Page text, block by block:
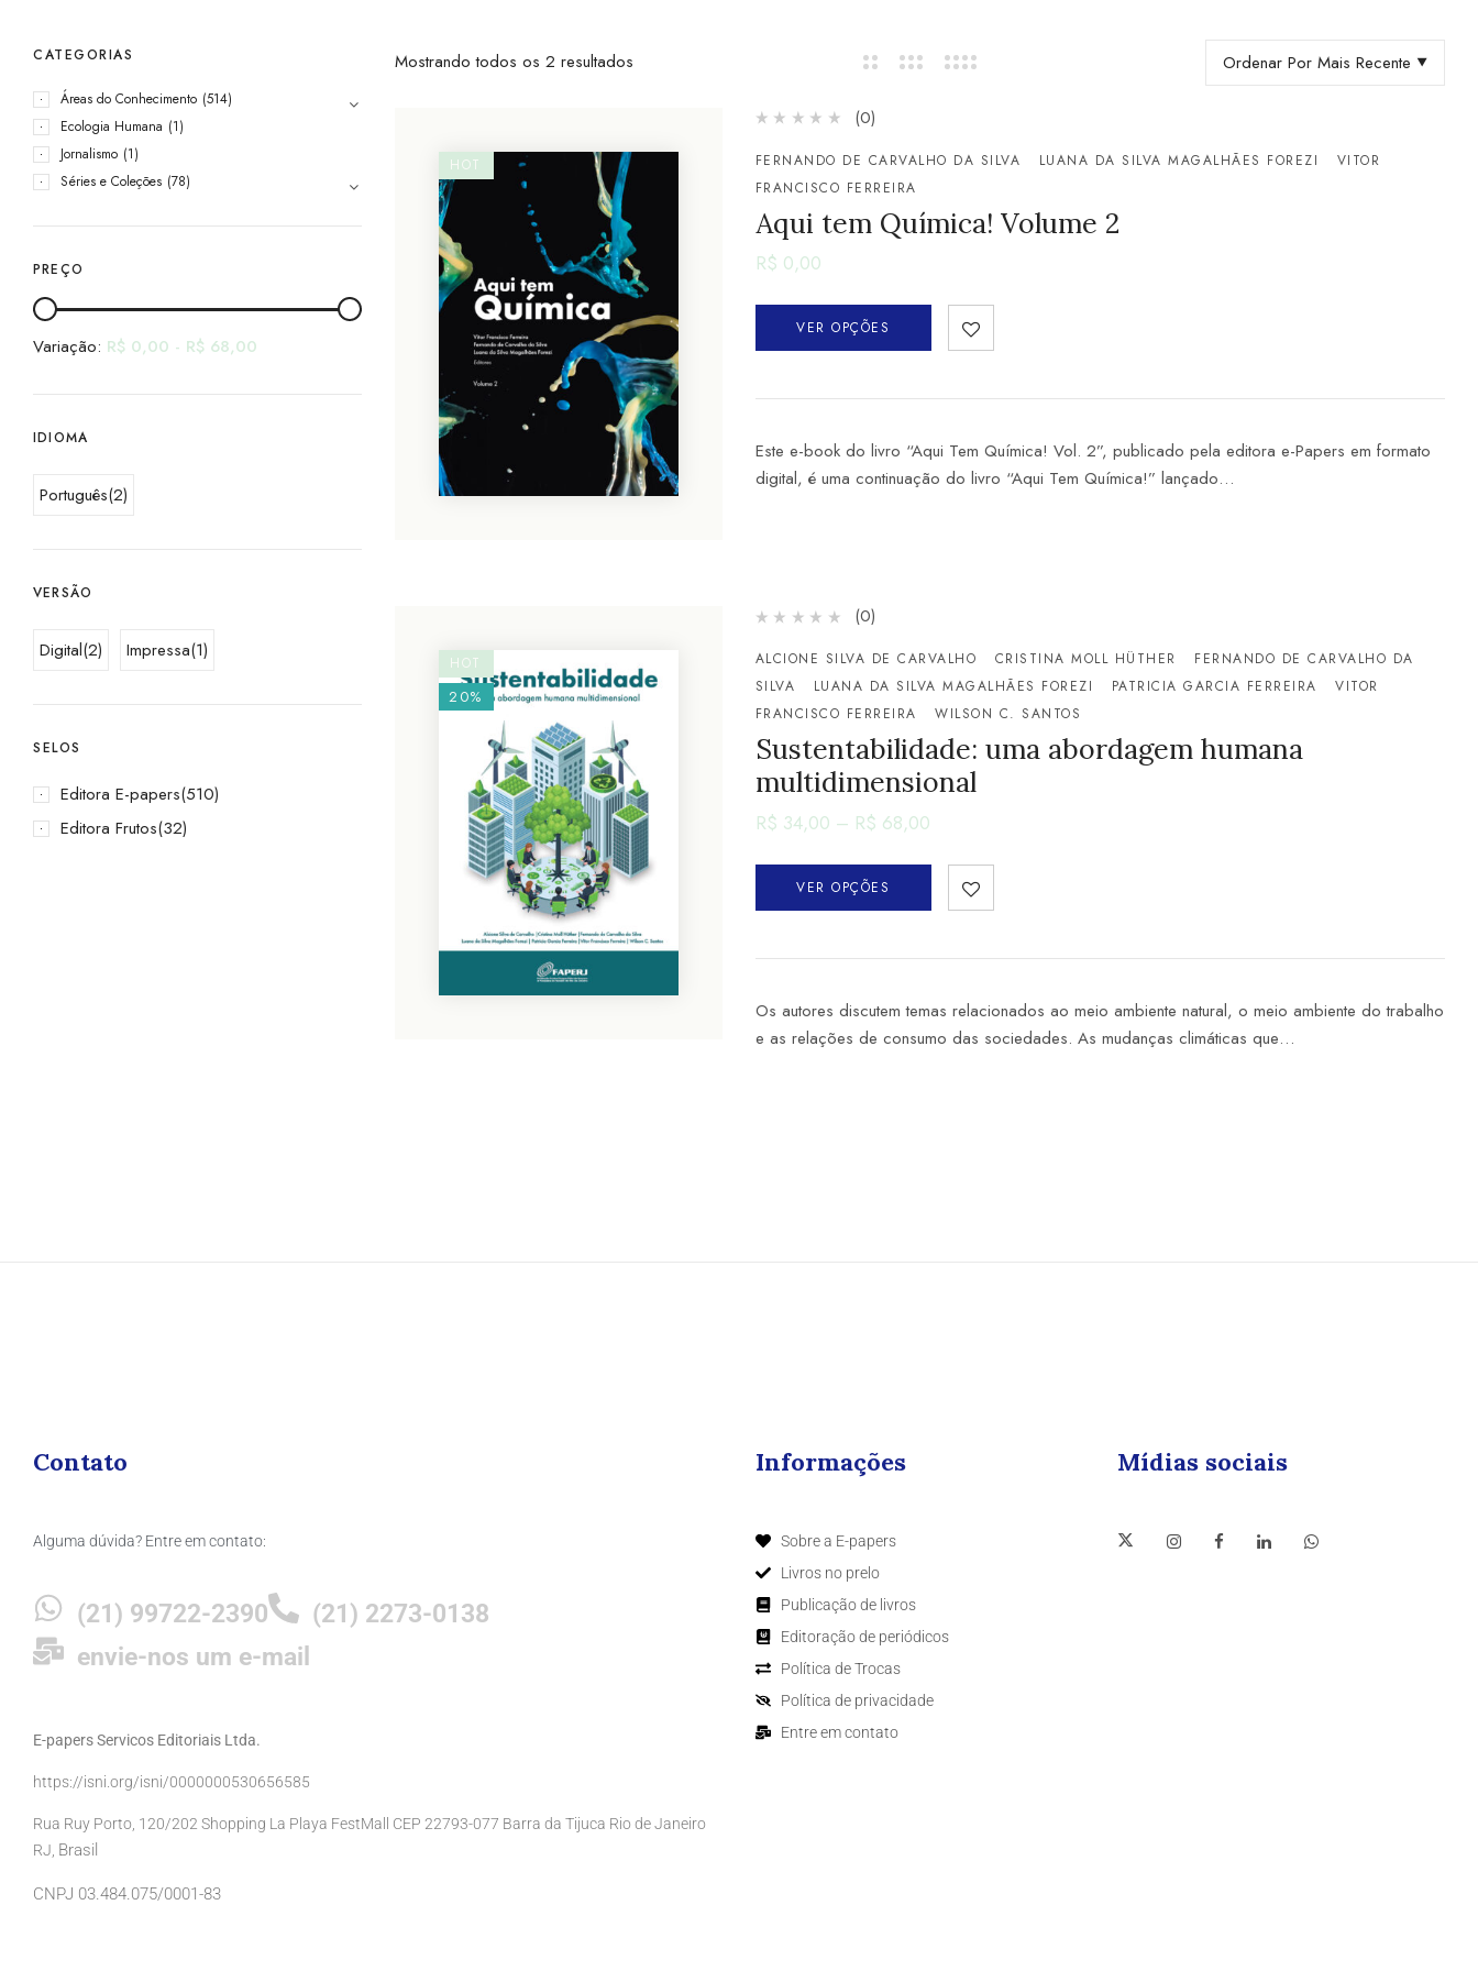
CATEGORIAS
Áreas do Conhecimento (514)
Ecologia Humana (1)
Jornalismo (1)
Séries e Coleções (78)
PREÇO
Variação: R$ 0,00 - R$ 68,00
IDIOMA
Português(2)
VERSÃO
Digital(2) Impressa(1)
SELOS
Editora E-papers(510)
Editora Frutos(32)
Mostrando todos os 2 resultados Ordenar Por Mais Recente
HOT
(0)
FERNANDO DE CARVALHO DA SILVA LUANA DA SILVA MAGALHÃES FOREZI
VITOR
FRANCISCO FERREIRA
Aqui tem Química! Volume 2
R$ 0,00
VER OPÇÕES
Este e-book do livro “Aqui Tem Química! Vol. 2”, publicado pela editora e-Papers em formato
digital, é uma continuação do livro “Aqui Tem Química!” lançado…
HOT
20%
(0)
ALCIONE SILVA DE CARVALHO CRISTINA MOLL HÜTHER
FERNANDO DE CARVALHO DA
SILVA
LUANA DA SILVA MAGALHÃES FOREZI PATRICIA GARCIA FERREIRA
VITOR
FRANCISCO FERREIRA
WILSON C. SANTOS
Sustentabilidade: uma abordagem humana
multidimensional
R$ 34,00 – R$ 68,00
VER OPÇÕES
Os autores discutem temas relacionados ao meio ambiente natural, o meio ambiente do trabalho
e as relações de consumo das sociedades. As mudanças climáticas que…
Contato
Alguma dúvida? Entre em contato:
(21) 99722-2390
(21) 2273-0138
envie-nos um e-mail
E-papers Servicos Editoriais Ltda.
https://isni.org/isni/0000000530656585
Rua Ruy Porto, 120/202 Shopping La Playa FestMall CEP 22793-077 Barra da Tijuca Rio de Janeiro
RJ, Brasil
CNPJ 03.484.075/0001-83
Informações
Sobre a E-papers
Livros no prelo
Publicação de livros
Editoração de periódicos
Política de Trocas
Política de privacidade
Entre em contato
Mídias sociais